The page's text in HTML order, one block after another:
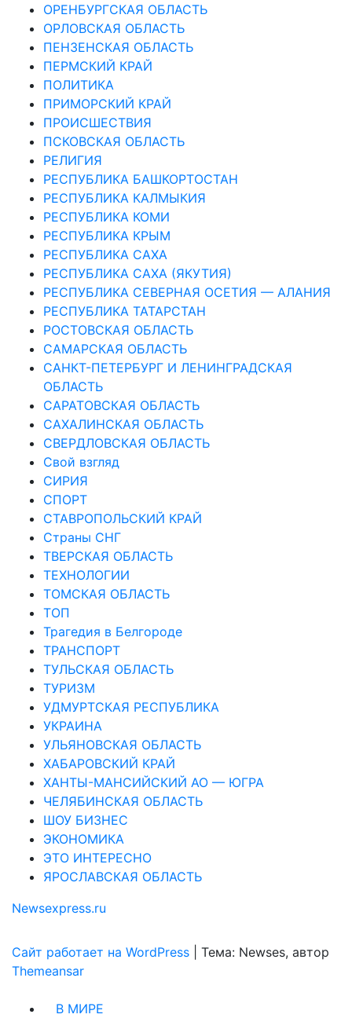
ОРЕНБУРГСКАЯ ОБЛАСТЬ
ОРЛОВСКАЯ ОБЛАСТЬ
ПЕНЗЕНСКАЯ ОБЛАСТЬ
ПЕРМСКИЙ КРАЙ
ПОЛИТИКА
ПРИМОРСКИЙ КРАЙ
ПРОИСШЕСТВИЯ
ПСКОВСКАЯ ОБЛАСТЬ
РЕЛИГИЯ
РЕСПУБЛИКА БАШКОРТОСТАН
РЕСПУБЛИКА КАЛМЫКИЯ
РЕСПУБЛИКА КОМИ
РЕСПУБЛИКА КРЫМ
РЕСПУБЛИКА САХА
РЕСПУБЛИКА САХА (ЯКУТИЯ)
РЕСПУБЛИКА СЕВЕРНАЯ ОСЕТИЯ — АЛАНИЯ
РЕСПУБЛИКА ТАТАРСТАН
РОСТОВСКАЯ ОБЛАСТЬ
САМАРСКАЯ ОБЛАСТЬ
САНКТ-ПЕТЕРБУРГ И ЛЕНИНГРАДСКАЯ
ОБЛАСТЬ
САРАТОВСКАЯ ОБЛАСТЬ
САХАЛИНСКАЯ ОБЛАСТЬ
СВЕРДЛОВСКАЯ ОБЛАСТЬ
Свой взгляд
СИРИЯ
СПОРТ
СТАВРОПОЛЬСКИЙ КРАЙ
Страны СНГ
ТВЕРСКАЯ ОБЛАСТЬ
ТЕХНОЛОГИИ
ТОМСКАЯ ОБЛАСТЬ
ТОП
Трагедия в Белгороде
ТРАНСПОРТ
ТУЛЬСКАЯ ОБЛАСТЬ
ТУРИЗМ
УДМУРТСКАЯ РЕСПУБЛИКА
УКРАИНА
УЛЬЯНОВСКАЯ ОБЛАСТЬ
ХАБАРОВСКИЙ КРАЙ
ХАНТЫ-МАНСИЙСКИЙ АО — ЮГРА
ЧЕЛЯБИНСКАЯ ОБЛАСТЬ
ШОУ БИЗНЕС
ЭКОНОМИКА
ЭТО ИНТЕРЕСНО
ЯРОСЛАВСКАЯ ОБЛАСТЬ
Newsexpress.ru
Сайт работает на WordPress
Тема: Newses, автор
Themeansar
В МИРЕ